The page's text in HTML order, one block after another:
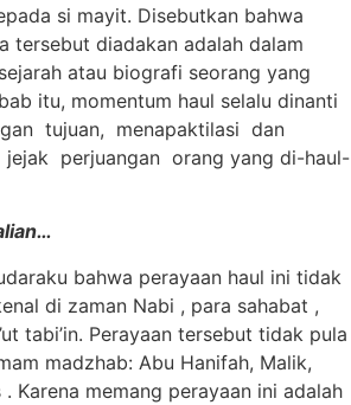
si mayit. Disebutkan bahwa
tersebut diadakan adalah dalam
atau biografi seorang yang
itu, momentum haul selalu dinanti
tujuan, menapaktilasi dan
perjuangan orang yang di-haul-
bahwa perayaan haul ini tidak
di zaman Nabi , para sahabat ,
tabi’in. Perayaan tersebut tidak pula
madzhab: Abu Hanifah, Malik,
. Karena memang perayaan ini adalah